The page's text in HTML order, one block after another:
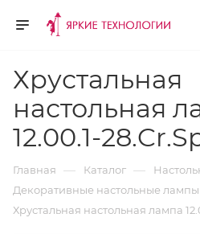
Хрустальная
настольная
12.00.1-
Главная — Каталог —
Декоративные настольные
Хрустальная настольная лампа